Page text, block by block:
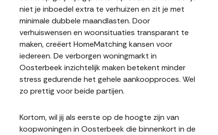
niet je inboedel extra te verhuizen en zit je met
minimale dubbele maandlasten. Door
verhuiswensen en woonsituaties transparant te
maken, creëert HomeMatching kansen voor
iedereen. De verborgen woningmarkt in
Oosterbeek inzichtelijk maken betekent minder
stress gedurende het gehele aankoopproces. Wel
zo prettig voor beide partijen.
Kortom, wil jij als eerste op de hoogte zijn van
koopwoningen in Oosterbeek die binnenkort in de